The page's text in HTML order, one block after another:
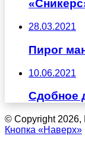
28.03.2021
Пирог
10.06.2021
Сдобное
© Copyright 2026,
Кнопка «Наверх»